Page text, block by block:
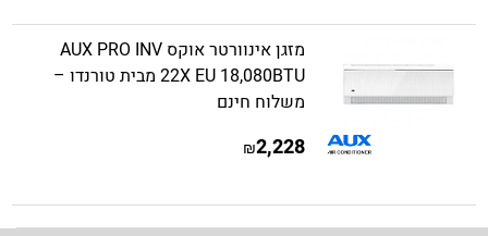
מזגן אינוורטר אוקס AUX PRO INV
22X EU 18,080BTU מבית טורנדו –
משלוח חינם
2,228
₪